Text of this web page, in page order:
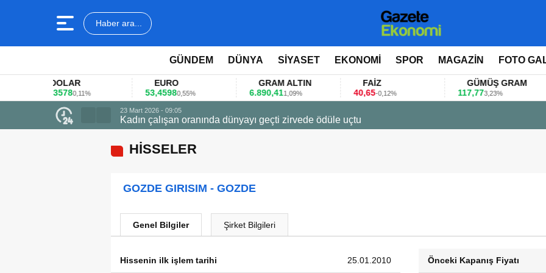
Haber ara...
GÜNDEM DÜNYA SİYASET EKONOMİ SPOR MAGAZİN FOTO
DOLAR
0,11%
EURO
53,45980,55%
GRAM ALTIN
6.890,411,09%
40,65-0,12%
GÜMÜŞ GRAM
117,773,23%
23 Mart 2026 - 09:05
Kadın çalışan oranında dünyayı geçti zirvede ödüle uçtu
HİSSELER
GOZDE GIRISIM - GOZDE
Genel Bilgiler Şirket Bilgileri
Hissenin ilk işlem tarihi 25.01.2010 Önceki Kapanış Fiyatı